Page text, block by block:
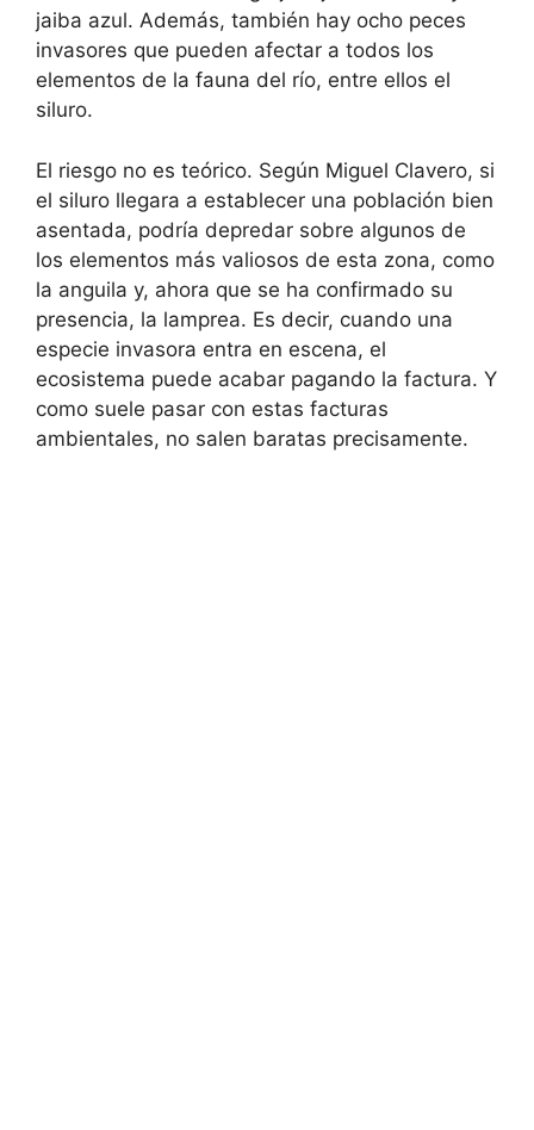
jaiba azul. Además, también hay ocho peces
invasores que pueden afectar a todos los
elementos de la fauna del río, entre ellos el
siluro.
El riesgo no es teórico. Según Miguel Clavero, si
el siluro llegara a establecer una población bien
asentada, podría depredar sobre algunos de
los elementos más valiosos de esta zona, como
la anguila y, ahora que se ha confirmado su
presencia, la lamprea. Es decir, cuando una
especie invasora entra en escena, el
ecosistema puede acabar pagando la factura. Y
como suele pasar con estas facturas
ambientales, no salen baratas precisamente.